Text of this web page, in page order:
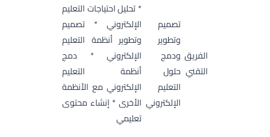
الفريق
التقني
تصميم
وتطوير
ودمج
حلول
التعليم
الإلكتروني
* تحليل احتياجات التعليم
الإلكتروني * تصميم
وتطوير أنظمة التعليم
الإلكتروني * دمج
أنظمة التعليم
الإلكتروني مع الأنظمة
الأخرى * إنشاء محتوى
تعليمي